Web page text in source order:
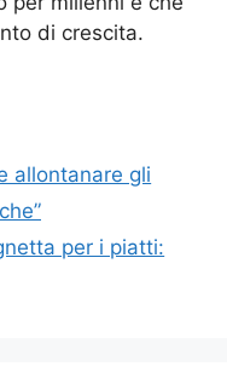
di crescita.
allontanare gli
per i piatti: